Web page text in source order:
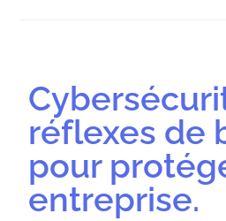
réflexes de
pour
entreprise.